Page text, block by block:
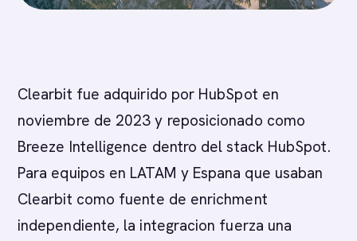
Clearbit fue adquirido por HubSpot en
noviembre de 2023 y reposicionado como
Breeze Intelligence dentro del stack HubSpot.
Para equipos en LATAM y Espana que usaban
Clearbit como fuente de enrichment
independiente, la integracion fuerza una